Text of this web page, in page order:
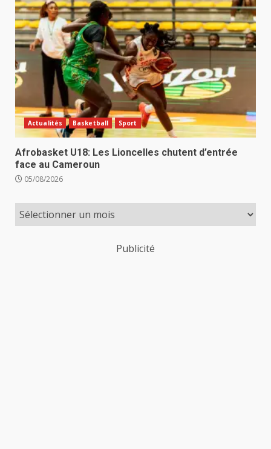
Actualités Basketball Sport
Afrobasket U18: Les Lioncelles chutent d’entrée
face au Cameroun
05/08/2026
Publicité